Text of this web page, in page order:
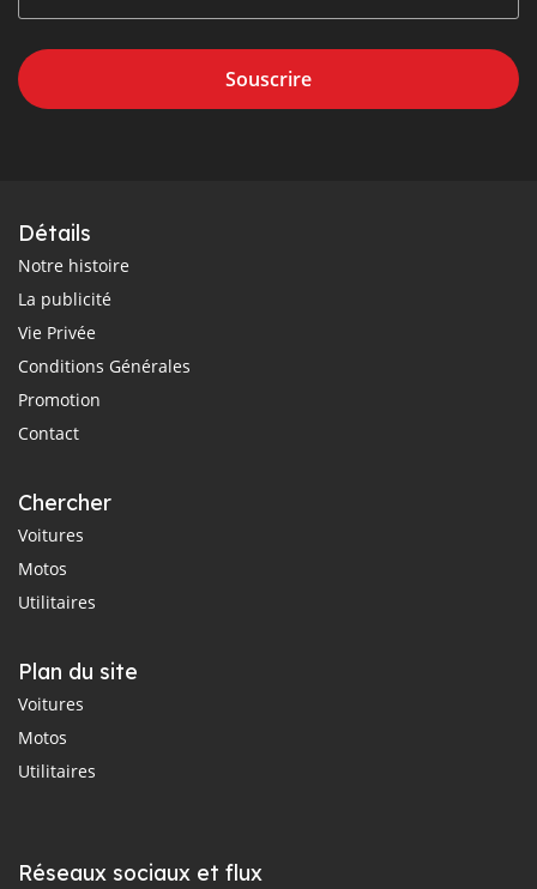
Souscrire
Détails
Notre histoire
La publicité
Vie Privée
Conditions Générales
Promotion
Contact
Chercher
Voitures
Motos
Utilitaires
Plan du site
Voitures
Motos
Utilitaires
Réseaux sociaux et flux